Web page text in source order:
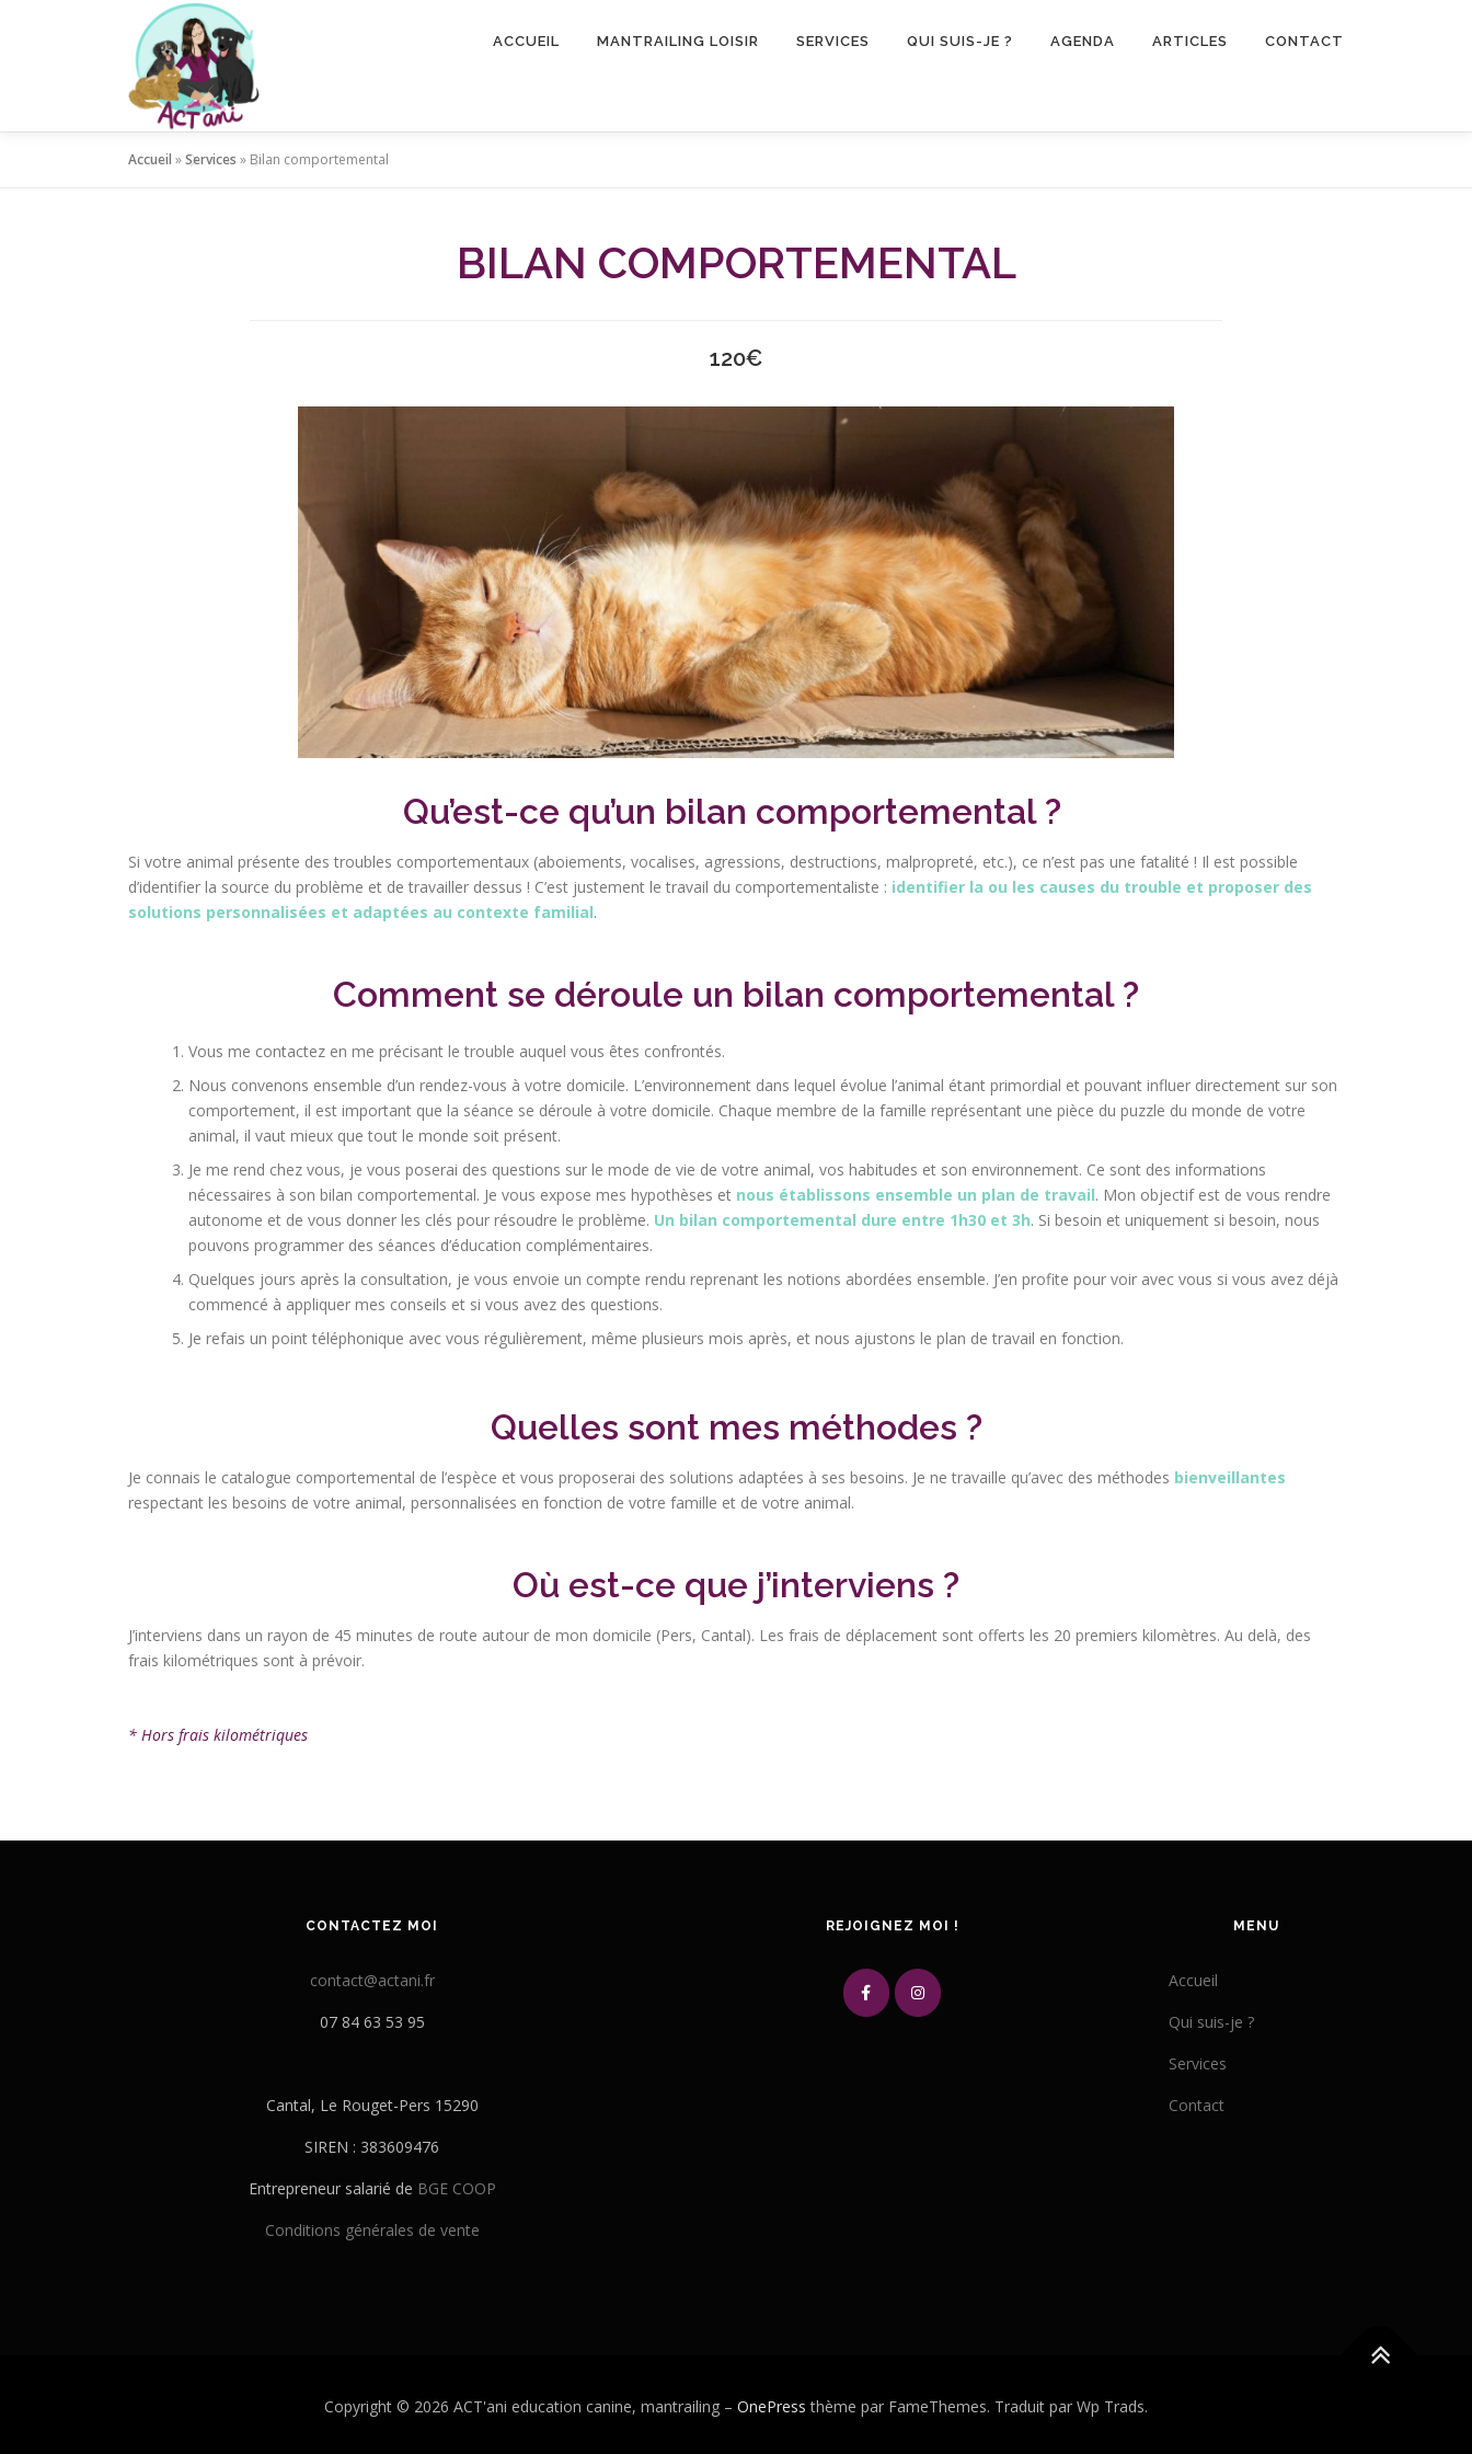
ACCUEIL MANTRAILING LOISIR SERVICES QUI SUIS-JE ? AGENDA ARTICLES CONTACT
Accueil »Services » Bilan comportemental
BILAN COMPORTEMENTAL
120€
Qu’est-ce qu’un bilan comportemental ?
Si votre animal présente des troubles comportementaux (aboiements, vocalises, agressions, destructions, malpropreté, etc.), ce n’est pas une fatalité ! Il est possible
d’identifier la source du problème et de travailler dessus ! C’est justement le travail du comportementaliste : identifier la ou les causes du trouble et proposer des
solutions personnalisées et adaptées au contexte familial.
Comment se déroule un bilan comportemental ?
Vous me contactez en me précisant le trouble auquel vous êtes confrontés.
Nous convenons ensemble d’un rendez-vous à votre domicile. L’environnement dans lequel évolue l’animal étant primordial et pouvant influer directement sur son
comportement, il est important que la séance se déroule à votre domicile. Chaque membre de la famille représentant une pièce du puzzle du monde de votre
animal, il vaut mieux que tout le monde soit présent.
Je me rend chez vous, je vous poserai des questions sur le mode de vie de votre animal, vos habitudes et son environnement. Ce sont des informations
nécessaires à son bilan comportemental. Je vous expose mes hypothèses et nous établissons ensemble un plan de travail. Mon objectif est de vous rendre
autonome et de vous donner les clés pour résoudre le problème. Un bilan comportemental dure entre 1h30 et 3h. Si besoin et uniquement si besoin, nous
pouvons programmer des séances d’éducation complémentaires.
Quelques jours après la consultation, je vous envoie un compte rendu reprenant les notions abordées ensemble. J’en profite pour voir avec vous si vous avez déjà
commencé à appliquer mes conseils et si vous avez des questions.
Je refais un point téléphonique avec vous régulièrement, même plusieurs mois après, et nous ajustons le plan de travail en fonction.
Quelles sont mes méthodes ?
Je connais le catalogue comportemental de l’espèce et vous proposerai des solutions adaptées à ses besoins. Je ne travaille qu’avec des méthodes bienveillantes
respectant les besoins de votre animal, personnalisées en fonction de votre famille et de votre animal.
Où est-ce que j’interviens ?
J’interviens dans un rayon de 45 minutes de route autour de mon domicile (Pers, Cantal). Les frais de déplacement sont offerts les 20 premiers kilomètres. Au delà, des
frais kilométriques sont à prévoir.
* Hors frais kilométriques
CONTACTEZ MOI
contact@actani.fr
07 84 63 53 95
Cantal, Le Rouget-Pers 15290
SIREN : 383609476
Entrepreneur salarié de BGE COOP
Conditions générales de vente
REJOIGNEZ MOI ! MENU
Accueil
Qui suis-je ?
Services
Contact
Copyright © 2026 ACT'ani education canine, mantrailing – OnePress thème par FameThemes. Traduit par Wp Trads.